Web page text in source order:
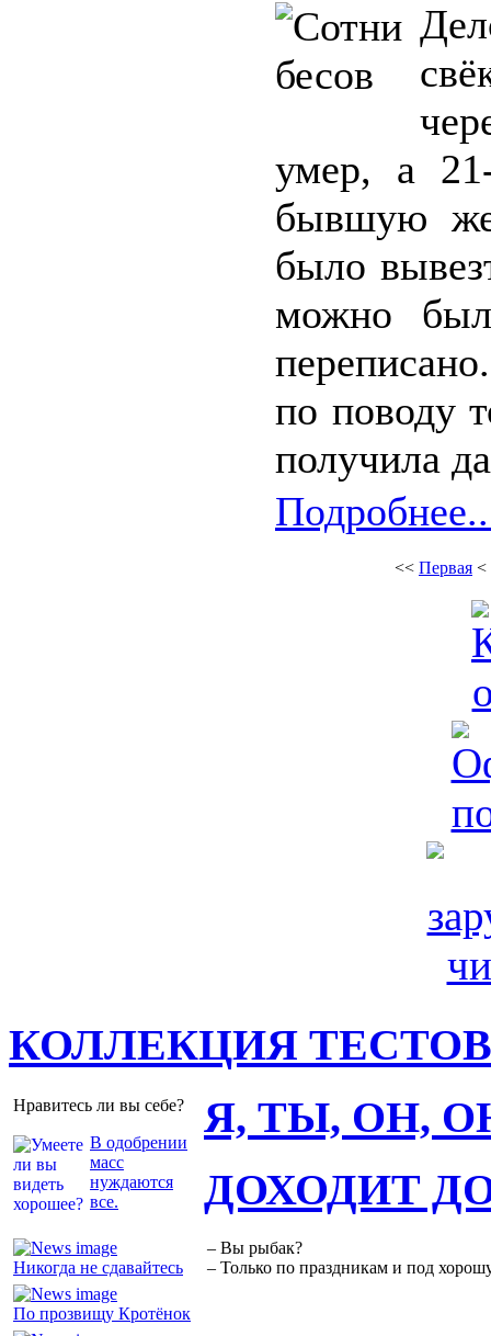
умер, а
бывшую
было
можно
по поводу
получила
<< Первая <
КОЛЛЕКЦИЯ ТЕСТОВ
Нравитесь ли вы себе?
В одобрении
масс
нуждаются
все.
Я, ТЫ, ОН,
Никогда не сдавайтесь
По прозвищу Кротёнок
ДОХОДИТ
– Вы рыбак?
– Только по праздникам и под